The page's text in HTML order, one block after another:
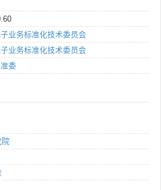
业务标准化技术委员会
业务标准化技术委员会
委
院